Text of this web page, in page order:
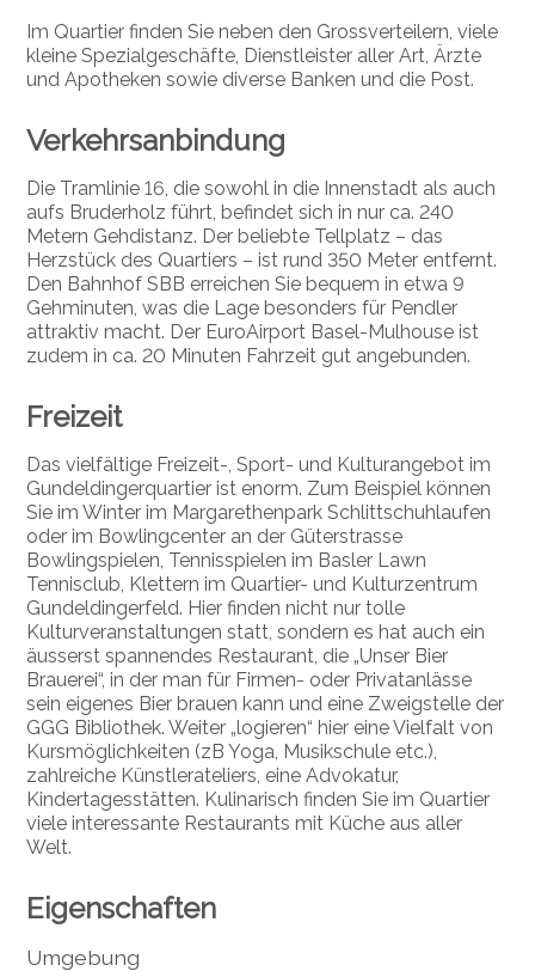
Im Quartier finden Sie neben den Grossverteilern, viele
kleine Spezialgeschäfte, Dienstleister aller Art, Ärzte
und Apotheken sowie diverse Banken und die Post.
Verkehrsanbindung
Die Tramlinie 16, die sowohl in die Innenstadt als auch
aufs Bruderholz führt, befindet sich in nur ca. 240
Metern Gehdistanz. Der beliebte Tellplatz – das
Herzstück des Quartiers – ist rund 350 Meter entfernt.
Den Bahnhof SBB erreichen Sie bequem in etwa 9
Gehminuten, was die Lage besonders für Pendler
attraktiv macht. Der EuroAirport Basel-Mulhouse ist
zudem in ca. 20 Minuten Fahrzeit gut angebunden.
Freizeit
Das vielfältige Freizeit-, Sport- und Kulturangebot im
Gundeldingerquartier ist enorm. Zum Beispiel können
Sie im Winter im Margarethenpark Schlittschuhlaufen
oder im Bowlingcenter an der Güterstrasse
Bowlingspielen, Tennisspielen im Basler Lawn
Tennisclub, Klettern im Quartier- und Kulturzentrum
Gundeldingerfeld. Hier finden nicht nur tolle
Kulturveranstaltungen statt, sondern es hat auch ein
äusserst spannendes Restaurant, die „Unser Bier
Brauerei“, in der man für Firmen- oder Privatanlässe
sein eigenes Bier brauen kann und eine Zweigstelle der
GGG Bibliothek. Weiter „logieren“ hier eine Vielfalt von
Kursmöglichkeiten (zB Yoga, Musikschule etc.),
zahlreiche Künstlerateliers, eine Advokatur,
Kindertagesstätten. Kulinarisch finden Sie im Quartier
viele interessante Restaurants mit Küche aus aller
Welt.
Eigenschaften
Umgebung